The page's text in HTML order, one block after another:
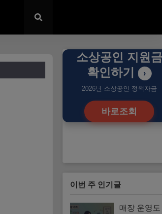
소상공인 지원금
확인하기
›
2026년 소상공인 정책자금
바로조회
이번 주 인기글
매장 운영